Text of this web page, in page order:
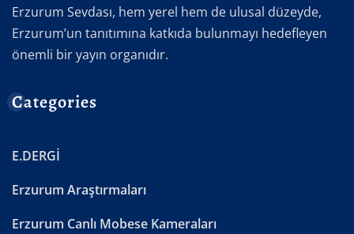
Erzurum Sevdası, hem yerel hem de ulusal düzeyde,
Erzurum’un tanıtımına katkıda bulunmayı hedefleyen
önemli bir yayın organıdır.
Categories
E.DERGİ
Erzurum Araştırmaları
Erzurum Canlı Mobese Kameraları